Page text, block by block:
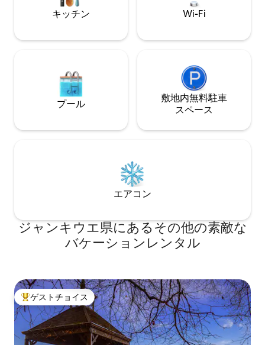
キッチン Wi-Fi
プール
敷地内無料駐⁠車
ス⁠ペ⁠ー⁠ス
エアコン
ジャンキウエ県にあるその他の素敵な
バケーションレンタル
大好評のゲストチョイスです。
ゲストチョイス